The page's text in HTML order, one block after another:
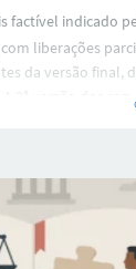
factível indicado
liberações
da versão final,
2ª versão dos
de ser
os dados
contribuições aos